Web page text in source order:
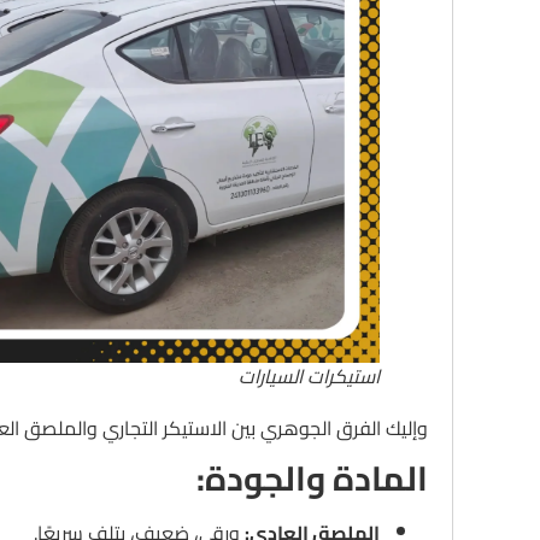
استيكرات السيارات
وإليك الفرق الجوهري بين الاستيكر التجاري والملصق
المادة والجودة: